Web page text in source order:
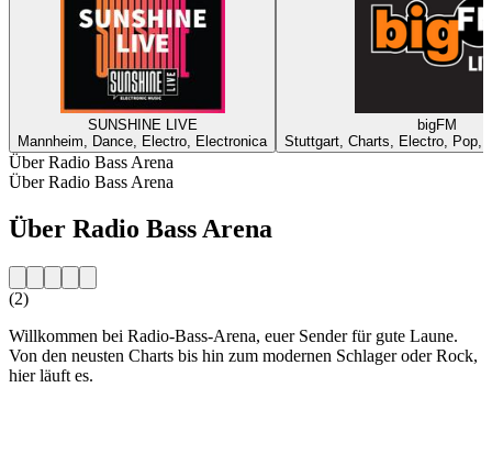
SUNSHINE LIVE
Mannheim, Dance, Electro, Electronica
bigFM
Stuttgart, Charts, Electro, Pop,
Über Radio Bass Arena
Über Radio Bass Arena
Über Radio Bass Arena
(2)
Willkommen bei Radio-Bass-Arena, euer Sender für gute Laune.
Von den neusten Charts bis hin zum modernen Schlager oder Rock,
hier läuft es.